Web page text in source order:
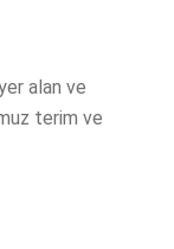
alan ve
terim ve